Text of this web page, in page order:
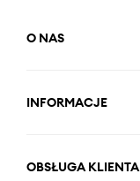
O NAS
INFORMACJE
OBSŁUGA KLIENTA